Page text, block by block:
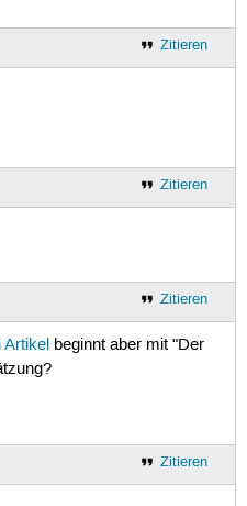
Zitieren
Zitieren
Zitieren
Artikelbeginnt aber mit "Der
Zitieren